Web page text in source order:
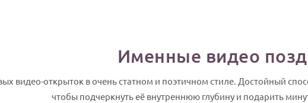
Именные видео
видео-открыток в очень статном и поэтичном стиле. Достойный
чтобы подчеркнуть её внутреннюю глубину и подарить
Посмотреть пример